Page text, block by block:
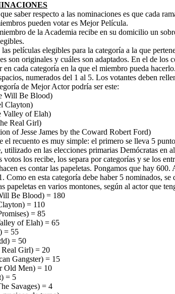
saber respecto a las nominaciones es que cada
pueden votar es Mejor Película.
de la Academia recibe en su domicilio un
películas elegibles para la categoría a la que
son originales y cuáles son adaptados. En el de los
en cada categoría en la que el miembro pueda hacerlo.
numerados del 1 al 5. Los votantes deben
de Mejor Actor podría ser este:
Will Be Blood)
Clayton)
Valley of Elah)
Real Girl)
of Jesse James by the Coward Robert Ford)
el recuento es muy simple: el primero se lleva 5
, utilizado en las elecciones primarias Demócratas en
votos los recibe, los separa por categorías y se los
es contar las papeletas. Pongamos que hay
Como en esta categoría debe haber 5 nominados,
papeletas en varios montones, según al actor que
Be Blood) = 180
= 110
= 85
of Elah) = 65
= 55
= 50
Real Girl) = 20
Gangster) = 15
Old Men) = 10
= 5
Savages) = 4